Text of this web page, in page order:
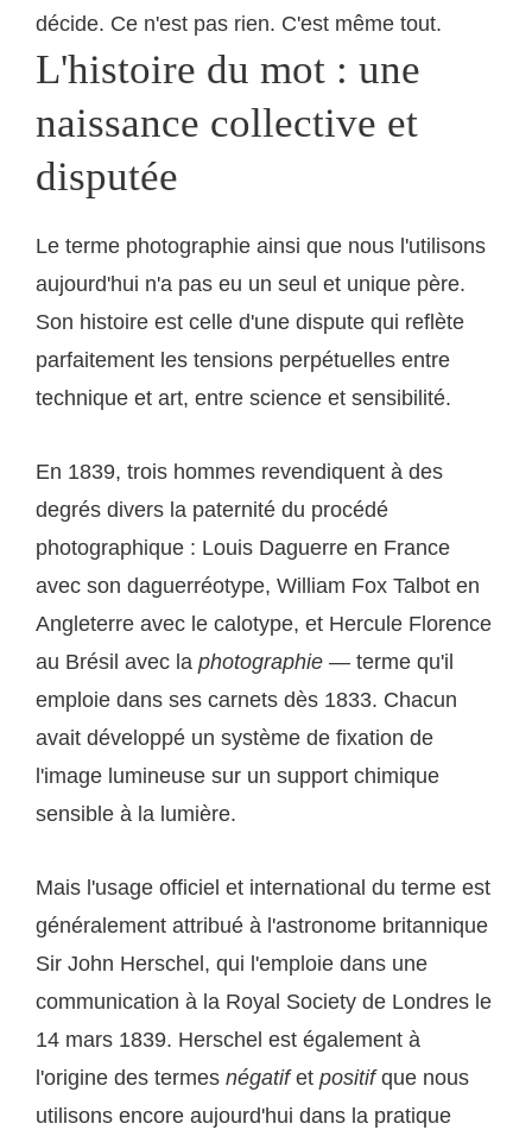
décide. Ce n'est pas rien. C'est même tout.
L'histoire du mot : une
naissance collective et
disputée
Le terme photographie ainsi que nous l'utilisons
aujourd'hui n'a pas eu un seul et unique père.
Son histoire est celle d'une dispute qui reflète
parfaitement les tensions perpétuelles entre
technique et art, entre science et sensibilité.
En 1839, trois hommes revendiquent à des
degrés divers la paternité du procédé
photographique : Louis Daguerre en France
avec son daguerréotype, William Fox Talbot en
Angleterre avec le calotype, et Hercule Florence
au Brésil avec la photographie — terme qu'il
emploie dans ses carnets dès 1833. Chacun
avait développé un système de fixation de
l'image lumineuse sur un support chimique
sensible à la lumière.
Mais l'usage officiel et international du terme est
généralement attribué à l'astronome britannique
Sir John Herschel, qui l'emploie dans une
communication à la Royal Society de Londres le
14 mars 1839. Herschel est également à
l'origine des termes négatifet positifque nous
utilisons encore aujourd'hui dans la pratique